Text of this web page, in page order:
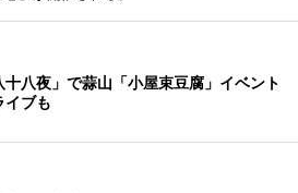
十八夜」で蒜山「小屋束豆腐」イベント
イブも